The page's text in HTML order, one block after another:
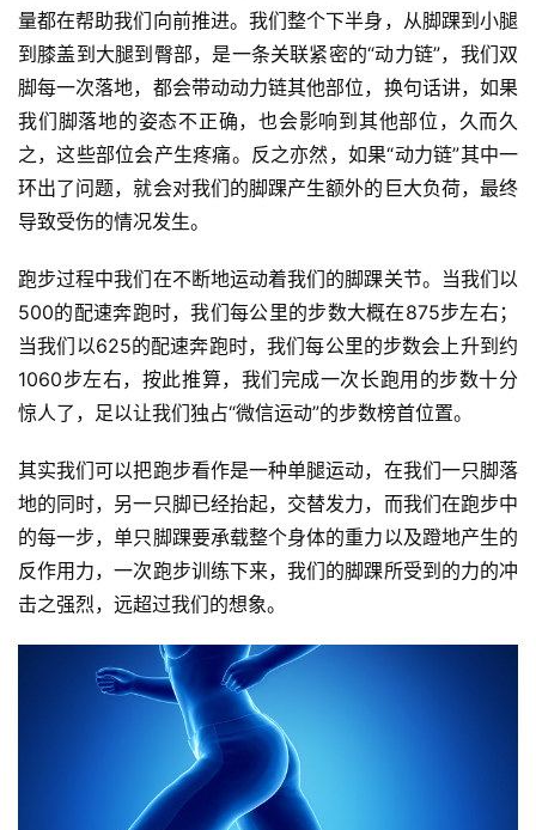
量都在帮助我们向前推进。我们整个下半身，从脚踝到小腿
到膝盖到大腿到臀部，是一条关联紧密的“动力链”，我们双
脚每一次落地，都会带动动力链其他部位，换句话讲，如果
我们脚落地的姿态不正确，也会影响到其他部位，久而久
之，这些部位会产生疼痛。反之亦然，如果“动力链”其中一
环出了问题，就会对我们的脚踝产生额外的巨大负荷，最终
导致受伤的情况发生。
跑步过程中我们在不断地运动着我们的脚踝关节。当我们以
500的配速奔跑时，我们每公里的步数大概在875步左右；
当我们以625的配速奔跑时，我们每公里的步数会上升到约
1060步左右，按此推算，我们完成一次长跑用的步数十分
惊人了，足以让我们独占“微信运动”的步数榜首位置。
其实我们可以把跑步看作是一种单腿运动，在我们一只脚落
地的同时，另一只脚已经抬起，交替发力，而我们在跑步中
的每一步，单只脚踝要承载整个身体的重力以及蹬地产生的
反作用力，一次跑步训练下来，我们的脚踝所受到的力的冲
击之强烈，远超过我们的想象。